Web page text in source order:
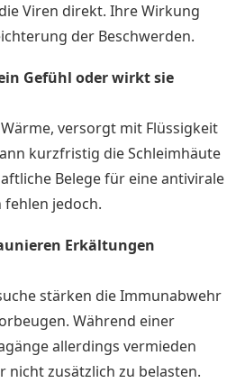
Viren direkt. Ihre Wirkung
der Beschwerden.
Gefühl oder wirkt sie
versorgt mit Flüssigkeit
kurzfristig die Schleimhäute
Belege für eine antivirale
jedoch.
Erkältungen
stärken die Immunabwehr
Während einer
allerdings vermieden
nicht zusätzlich zu belasten.